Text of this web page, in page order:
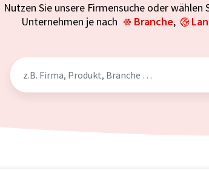
Nutzen Sie unsere Firmensuche oder
Unternehmen je nach
Branche,